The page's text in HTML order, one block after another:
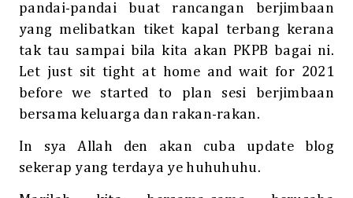
pandai-pandai buat rancangan berjimbaan
yang melibatkan tiket kapal terbang kerana
tak tau sampai bila kita akan PKPB bagai ni.
Let just sit tight at home and wait for 2021
before we started to plan sesi berjimbaan
bersama keluarga dan rakan-rakan.
In sya Allah den akan cuba update blog
sekerap yang terdaya ye huhuhuhu.